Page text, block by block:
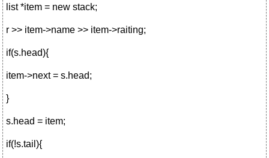
list *item = new stack;
r >> item->name >> item->raiting;
if(s.head){
item->next = s.head;
}
s.head = item;
if(!s.tail){